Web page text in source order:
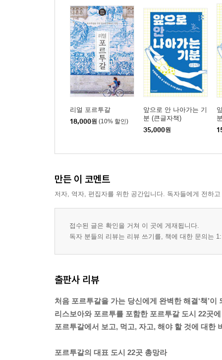
리얼 포르투갈
18,000원 (10% 할인)
앞으로 안 나아가는 기
분 (큰글자책)
35,000원
만든 이 코멘트
저자, 역자, 편집자를 위한 공간입니다. 독자들에게 전하
접수된 글은 확인을 거쳐 이 곳에 게재됩니다.
독자 분들의 리뷰는 리뷰 쓰기를, 책에 대한 문의는
출판사 리뷰
처음 포르투갈을 가는 당신에게 완벽한 해결‘책’이
리스보아와 포르투를 포함한 포르투갈 도시 22곳
포르투갈에서 보고, 먹고, 자고, 해야 할 것에 대한
포르투갈의 대표 도시 22곳 총망라